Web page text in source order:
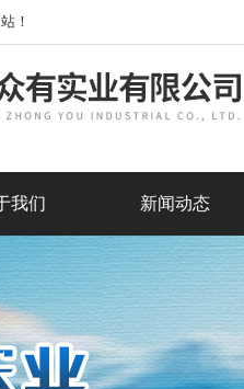
！
我们 新闻动态